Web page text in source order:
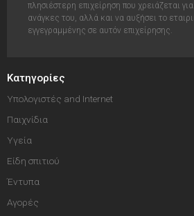
πλησιέστερη επιχείρηση που χρειάζεται
ανάγκες του, αλλά και να αυξήσει το
εγγεγραμμένης σε αυτόν επιχείρησης.
Κατηγορίες
Υπολογιστές and Internet
Παιχνίδια
Υγεία
Είδη σπιτιού
Έντυπα
Αγορές